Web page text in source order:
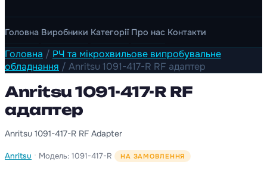
Головна Виробники Категорії Про нас Контакти
Головна / РЧ та мікрохвильове випробувальне
обладнання / Anritsu 1091-417-R RF адаптер
Anritsu 1091-417-R RF
адаптер
Anritsu 1091-417-R RF Adapter
Anritsu · Модель: 1091-417-R НА ЗАМОВЛЕННЯ